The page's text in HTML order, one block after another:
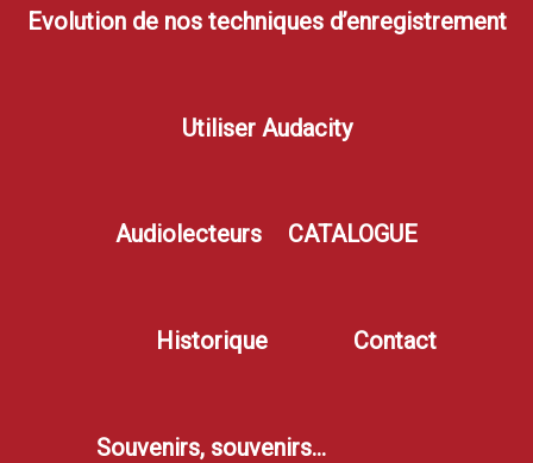
Evolution de nos techniques d’enregistrement
Utiliser Audacity
Audiolecteurs CATALOGUE
Historique
Souvenirs, souvenirs…
Contact